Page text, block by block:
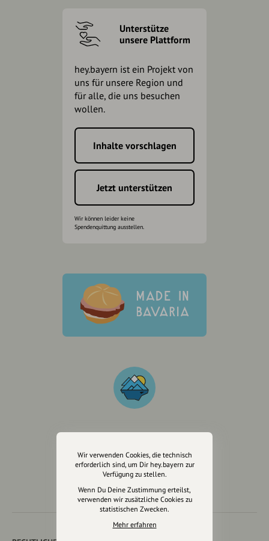
Unterstütze
unsere Plattform
hey.bayern ist ein Projekt von
uns für unsere Region und
für alle, die uns besuchen
wollen.
Inhalte vorschlagen
Jetzt unterstützen
Wir können leider keine
Spendenquittung ausstellen.
Wir verwenden Cookies, die technisch
erforderlich sind, um Dir hey.bayern zur
Verfügung zu stellen.
Wenn Du Deine Zustimmung erteilst,
verwenden wir zusätzliche Cookies zu
statistischen Zwecken.
Mehr erfahren